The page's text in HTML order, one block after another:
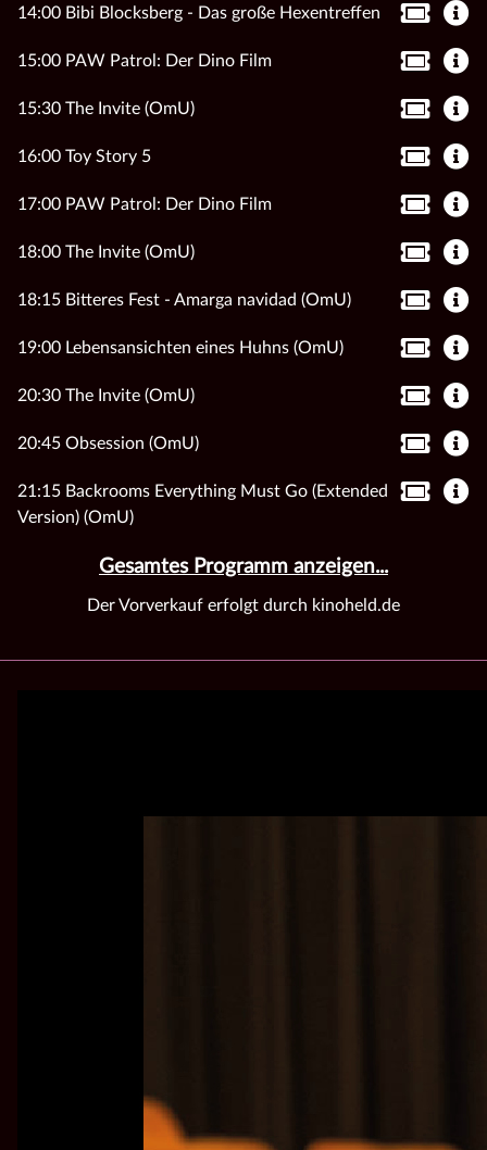
14:00 Bibi Blocksberg - Das große Hexentreffen
15:00 PAW Patrol: Der Dino Film
15:30 The Invite (OmU)
16:00 Toy Story 5
17:00 PAW Patrol: Der Dino Film
18:00 The Invite (OmU)
18:15 Bitteres Fest - Amarga navidad (OmU)
19:00 Lebensansichten eines Huhns (OmU)
20:30 The Invite (OmU)
20:45 Obsession (OmU)
21:15 Backrooms Everything Must Go (Extended
Version) (OmU)
Gesamtes Programm anzeigen...
Der Vorverkauf erfolgt durch kinoheld.de